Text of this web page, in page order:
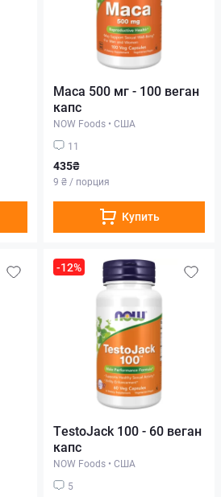
Maca 500 мг - 100 веган
капс
NOW Foods • США
11
435₴
9 ₴ / порция
Купить
-12%
TestoJack 100 - 60 веган
капс
NOW Foods • США
5